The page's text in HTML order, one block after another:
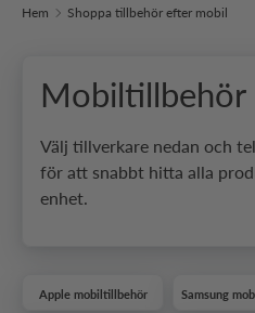
Hem Shoppa tillbehör efter mobil
Mobiltillbehör
Välj tillverkare nedan och
för att snabbt hitta alla
enhet.
Apple mobiltillbehör Samsung